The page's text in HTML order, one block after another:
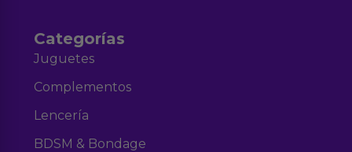
Categorías
Juguetes
Complementos
Lencería
BDSM & Bondage